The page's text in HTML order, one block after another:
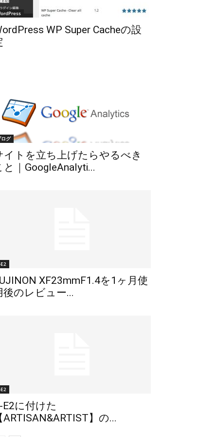
WP Super Cacheの設
ログ
イトを立ち上げたらやるべき
と｜GoogleAnalyti...
XF23mmF1.4を1ヶ月使
後のレビュー...
E2に付けた
ARTISAN&ARTIST】の...